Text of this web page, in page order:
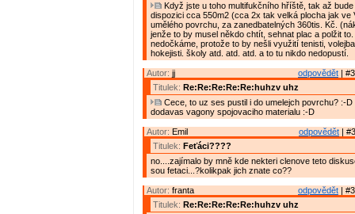
Když jste u toho multifukčního hříště, tak až
dispozici cca 550m2 (cca 2x tak velká plocha jak ve
umělého povrchu, za zanedbatelných 360tis. Kč.
jenže to by musel někdo chtít, sehnat plac a polžit to.
nedočkáme, protože to by nešli využití tenisti,
hokejisti. školy atd. atd. atd. a to tu nikdo nedopustí.
odpovědět |
Autor: jj
Titulek: Re:Re:Re:Re:Re:huhzv uhz
Cece, to uz ses pustil i do umelejch povrchu? :-
dodavas vagony spojovaciho materialu :-D
odpovědět |
Autor: Emil
Titulek: Feťáci????
no....zajímalo by mně kde nekteri clenove teto
sou fetaci...?kolikpak jich znate co??
odpovědět |
Autor: franta
Titulek: Re:Re:Re:Re:Re:huhzv uhz